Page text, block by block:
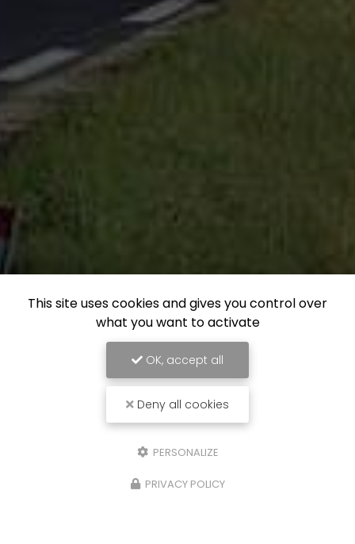
This site uses cookies and gives you control over
what you want to activate
OK, accept all
Deny all cookies
PERSONALIZE
PRIVACY POLICY